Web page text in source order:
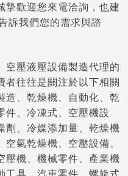
摯歡迎您來電洽詢，也建
訴我們您的需求與諮
空壓液壓設備製造代理的
者往往是關注於以下相關
、乾燥機、自動化、乾
件、冷凍式、空壓機設
劑、冷媒添加量、乾燥機
氣乾燥機、空壓設備、
壓機、機械零件、產業機
工具、汽車零件、螺旋式